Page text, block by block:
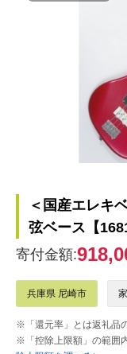
＜国産エレキ
弦ベース【
寄付金額:
兵庫県 尼崎市
※「還元率」とは返礼品
※「控除上限額」の範囲